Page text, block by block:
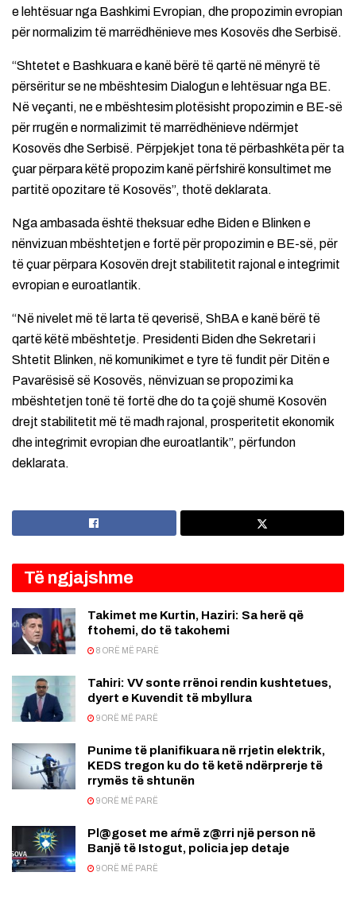
e lehtësuar nga Bashkimi Evropian, dhe propozimin evropian
për normalizim të marrëdhënieve mes Kosovës dhe Serbisë.
“Shtetet e Bashkuara e kanë bërë të qartë në mënyrë të
përsëritur se ne mbështesim Dialogun e lehtësuar nga BE.
Në veçanti, ne e mbështesim plotësisht propozimin e BE-së
për rrugën e normalizimit të marrëdhënieve ndërmjet
Kosovës dhe Serbisë. Përpjekjet tona të përbashkëta për ta
çuar përpara këtë propozim kanë përfshirë konsultimet me
partitë opozitare të Kosovës”, thotë deklarata.
Nga ambasada është theksuar edhe Biden e Blinken e
nënvizuan mbështetjen e fortë për propozimin e BE-së, për
të çuar përpara Kosovën drejt stabilitetit rajonal e integrimit
evropian e euroatlantik.
“Në nivelet më të larta të qeverisë, ShBA e kanë bërë të
qartë këtë mbështetje. Presidenti Biden dhe Sekretari i
Shtetit Blinken, në komunikimet e tyre të fundit për Ditën e
Pavarësisë së Kosovës, nënvizuan se propozimi ka
mbështetjen tonë të fortë dhe do ta çojë shumë Kosovën
drejt stabilitetit më të madh rajonal, prosperitetit ekonomik
dhe integrimit evropian dhe euroatlantik”, përfundon
deklarata.
Të ngjajshme
Takimet me Kurtin, Haziri: Sa herë që
ftohemi, do të takohemi
8 ORË MË PARË
Tahiri: VV sonte rrënoi rendin kushtetues,
dyert e Kuvendit të mbyllura
9 ORË MË PARË
Punime të planifikuara në rrjetin elektrik,
KEDS tregon ku do të ketë ndërprerje të
rrymës të shtunën
9 ORË MË PARË
Pl@goset me aŕmë z@rri një person në
Banjë të Istogut, policia jep detaje
9 ORË MË PARË